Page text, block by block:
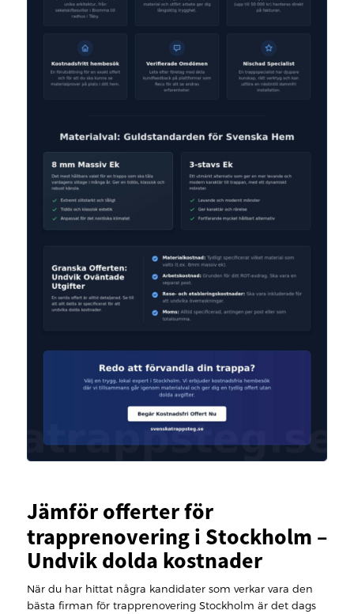
Jämför offerter för
trapprenovering i Stockholm –
Undvik dolda kostnader
När du har hittat några kandidater som verkar vara den
bästa firman för trapprenovering Stockholm är det dags